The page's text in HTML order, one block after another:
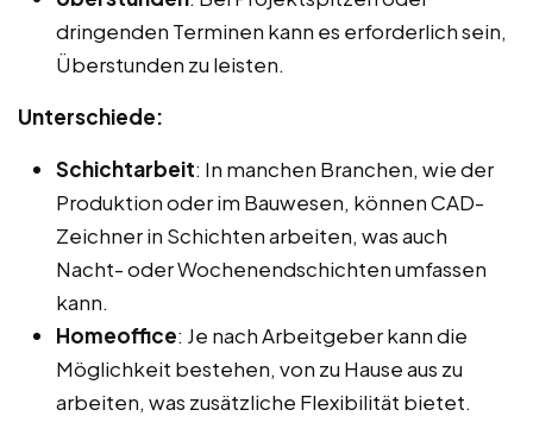
dringenden Terminen kann es erforderlich sein,
Überstunden zu leisten.
Unterschiede:
Schichtarbeit: In manchen Branchen, wie der
Produktion oder im Bauwesen, können CAD-
Zeichner in Schichten arbeiten, was auch
Nacht- oder Wochenendschichten umfassen
kann.
Homeoffice: Je nach Arbeitgeber kann die
Möglichkeit bestehen, von zu Hause aus zu
arbeiten, was zusätzliche Flexibilität bietet.